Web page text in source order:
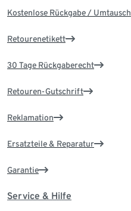
Kostenlose Rückgabe / Umtausch
Retourenetikett
30 Tage Rückgaberecht
Retouren-Gutschrift
Reklamation
Ersatzteile & Reparatur
Garantie
Service & Hilfe